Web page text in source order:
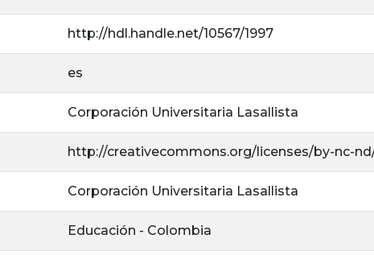
http://hdl.handle.net/10567/1997
es
Corporación Universitaria Lasallista
http://creativecommons.org/licenses/by-nc-
Corporación Universitaria Lasallista
Educación - Colombia